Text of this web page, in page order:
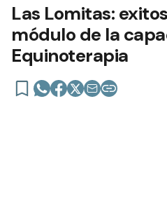
Las Lomitas:
módulo de la
Equinoterapia